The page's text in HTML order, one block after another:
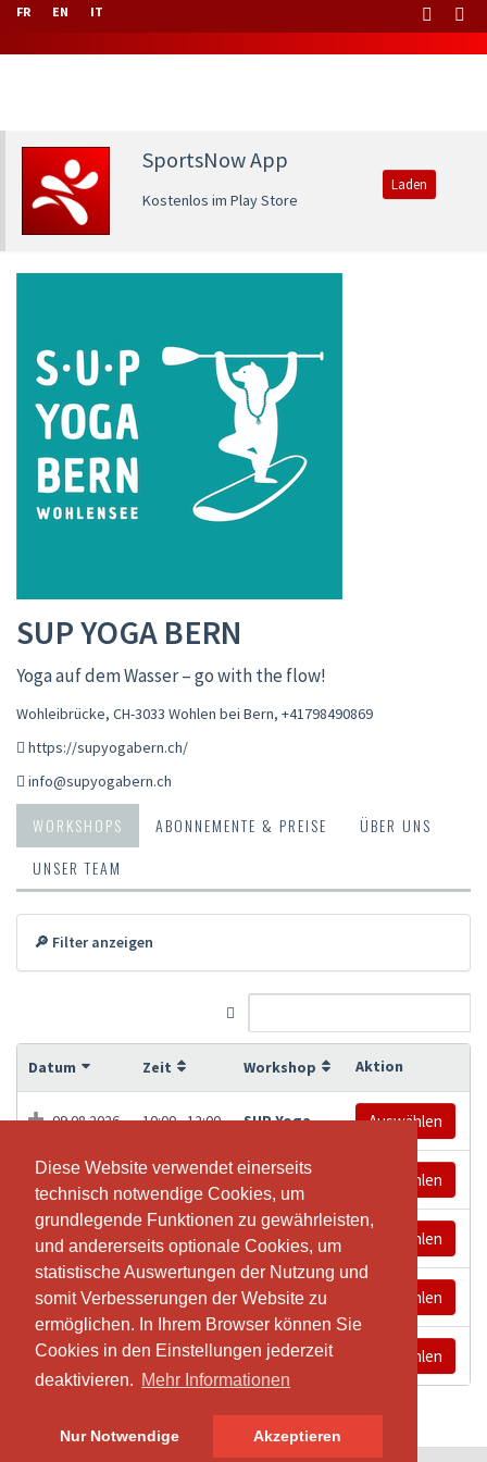
Diese Website verwendet einerseits
technisch notwendige Cookies, um
grundlegende Funktionen zu gewährleisten,
und andererseits optionale Cookies, um
statistische Auswertungen der Nutzung und
somit Verbesserungen der Website zu
ermöglichen. In Ihrem Browser können Sie
Cookies in den Einstellungen jederzeit
deaktivieren. Mehr Informationen
Nur Notwendige Akzeptieren
Diese Website verwendet einerseits
technisch notwendige Cookies, um
grundlegende Funktionen zu gewährleisten,
und andererseits optionale Cookies, um
statistische Auswertungen der Nutzung und
somit Verbesserungen der Website zu
ermöglichen. In Ihrem Browser können Sie
Cookies in den Einstellungen jederzeit
deaktivieren. Mehr Informationen
Nur Notwendige Akzeptieren
FR EN IT
SportsNow App
Kostenlos im Play Store
Laden
SUP YOGA BERN
Yoga auf dem Wasser – go with the flow!
Wohleibrücke, CH-3033 Wohlen bei Bern, +41798490869
https://supyogabern.ch/
info@supyogabern.ch
WORKSHOPS ABONNEMENTE & PREISE
ÜBER UNS
UNSER TEAM
🔎 Filter anzeigen
Datum Zeit Workshop Aktion
09.08.2026 10:00 - 12:00 SUP Yoga Auswählen
14.08.2026 18:00 - 20:00 SUP Yoga Auswählen
15.08.2026 10:00 - 12:00 SUP Yoga Auswählen
22.08.2026 10:00 - 12:00 SUP Yoga Auswählen
28.08.2026 18:00 - 20:00 SUP YOga Auswählen